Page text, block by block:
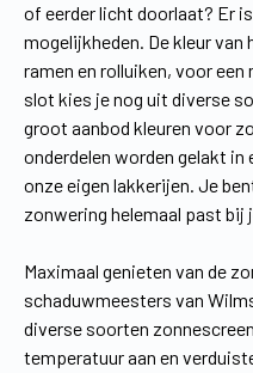
of eerder licht doorlaat? Er
mogelijkheden. De kleur
ramen en rolluiken, voor
slot kies je nog uit diverse
groot aanbod kleuren voor
onderdelen worden gelakt in
onze eigen lakkerijen. Je
zonwering helemaal past bij
Maximaal genieten van de
schaduwmeesters van
diverse soorten
temperatuur aan en